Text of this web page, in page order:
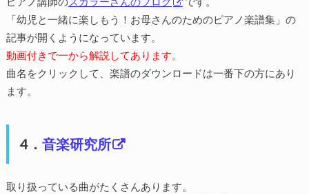
「幼児と一緒に楽しもう！お母さんのためのピアノ楽譜集」の
記事が開くようになっています。
動画付きで一から解説してあります。
曲名をクリックして、楽譜のダウンロードは一番下の方にあり
ます。
4． 音楽研究所
取り扱っている曲がたくさんあります。